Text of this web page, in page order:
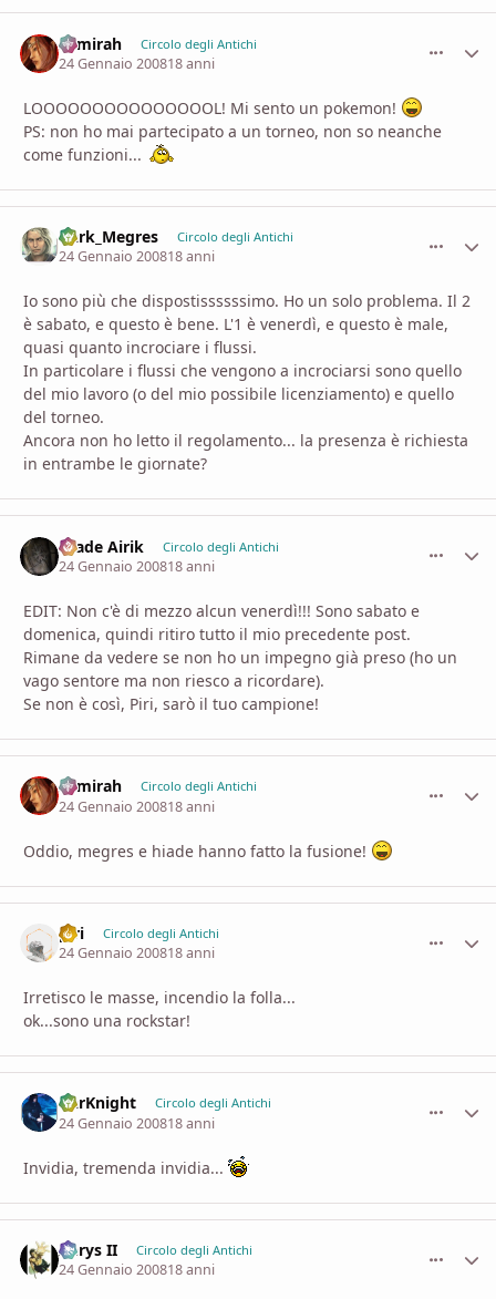
Samirah Circolo degli Antichi
24 Gennaio 200818 anni
LOOOOOOOOOOOOOOOL! Mi sento un pokemon!
PS: non ho mai partecipato a un torneo, non so neanche
come funzioni...
Dark_Megres Circolo degli Antichi
24 Gennaio 200818 anni
Io sono più che dispostissssssimo. Ho un solo problema. Il 2
è sabato, e questo è bene. L'1 è venerdì, e questo è male,
quasi quanto incrociare i flussi.
In particolare i flussi che vengono a incrociarsi sono quello
del mio lavoro (o del mio possibile licenziamento) e quello
del torneo.
Ancora non ho letto il regolamento... la presenza è richiesta
in entrambe le giornate?
Hiade Airik Circolo degli Antichi
24 Gennaio 200818 anni
EDIT: Non c'è di mezzo alcun venerdì!!! Sono sabato e
domenica, quindi ritiro tutto il mio precedente post.
Rimane da vedere se non ho un impegno già preso (ho un
vago sentore ma non riesco a ricordare).
Se non è così, Piri, sarò il tuo campione!
Samirah Circolo degli Antichi
24 Gennaio 200818 anni
Oddio, megres e hiade hanno fatto la fusione!
piri Circolo degli Antichi
24 Gennaio 200818 anni
Irretisco le masse, incendio la folla...
ok...sono una rockstar!
DarKnight Circolo degli Antichi
24 Gennaio 200818 anni
Invidia, tremenda invidia...
Aerys II Circolo degli Antichi
24 Gennaio 200818 anni